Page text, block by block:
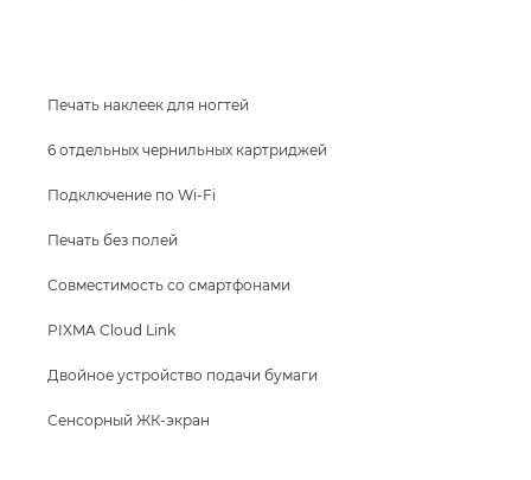
Печать наклеек для ногтей
6 отдельных чернильных картриджей
Подключение по Wi-Fi
Печать без полей
Совместимость со смартфонами
PIXMA Cloud Link
Двойное устройство подачи бумаги
Сенсорный ЖК-экран